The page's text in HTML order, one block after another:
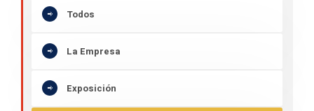
Todos
La Empresa
Exposición